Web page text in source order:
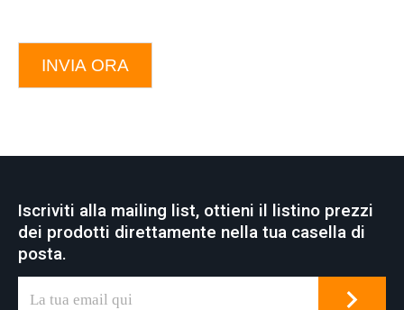
INVIA ORA
Iscriviti alla mailing list, ottieni il listino prezzi
dei prodotti direttamente nella tua casella di
posta.